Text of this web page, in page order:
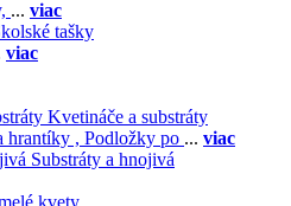
... viac
tašky
viac
Kvetináče a substráty
hrantíky , Podložky po ... viac
Substráty a hnojivá
kvety